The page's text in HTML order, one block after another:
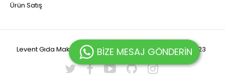
Ürün Satış
Levent Gıda Makina Sanayi ve Ticaret Limited Şirketi© 2023
BİZE MESAJ GÖNDERİN